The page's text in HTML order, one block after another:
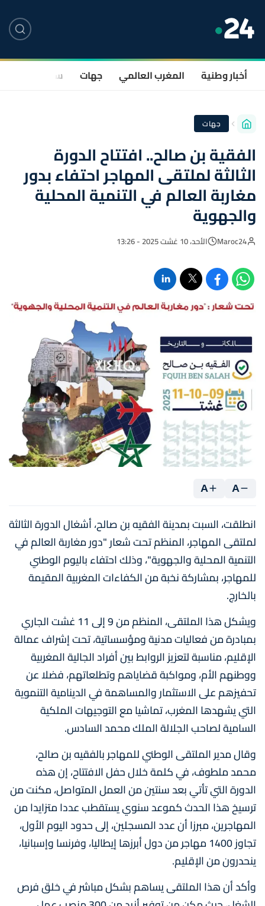
أخبار وطنية المغرب العالمي جهات سياسة
جهات
الفقية بن صالح.. افتتاح الدورة
الثالثة لملتقى المهاجر احتفاء بدور
مغاربة العالم في التنمية المحلية
والجهوية
Maroc24 الأحد، 10 غشت 2025 - 13:26
A
A
انطلقت، السبت بمدينة الفقيه بن صالح، أشغال الدورة الثالثة
لملتقى المهاجر، المنظم تحت شعار "دور مغاربة العالم في
التنمية المحلية والجهوية"، وذلك احتفاء باليوم الوطني
للمهاجر، بمشاركة نخبة من الكفاءات المغربية المقيمة
بالخارج.
ويشكل هذا الملتقى، المنظم من 9 إلى 11 غشت الجاري
بمبادرة من فعاليات مدنية ومؤسساتية، تحت إشراف عمالة
الإقليم، مناسبة لتعزيز الروابط بين أفراد الجالية المغربية
ووطنهم الأم، ومواكبة قضاياهم وتطلعاتهم، فضلا عن
تحفيزهم على الاستثمار والمساهمة في الدينامية التنموية
التي يشهدها المغرب، تماشيا مع التوجيهات الملكية
السامية لصاحب الجلالة الملك محمد السادس.
وقال مدير الملتقى الوطني للمهاجر بالفقيه بن صالح،
محمد ملطوف، في كلمة خلال حفل الافتتاح، إن هذه
الدورة التي تأتي بعد سنتين من العمل المتواصل، مكنت من
ترسيخ هذا الحدث كموعد سنوي يستقطب عددا متزايدا من
المهاجرين، مبرزا أن عدد المسجلين، إلى حدود اليوم الأول،
تجاوز 1400 مهاجر من دول أبرزها إيطاليا، وفرنسا وإسبانيا،
ينحدرون من الإقليم.
وأكد أن هذا الملتقى يساهم بشكل مباشر في خلق فرص